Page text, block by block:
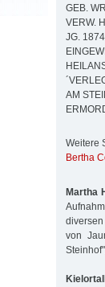
GEB.
VERW.
JG. 1874
AM
Weitere
Bertha
Martha
von